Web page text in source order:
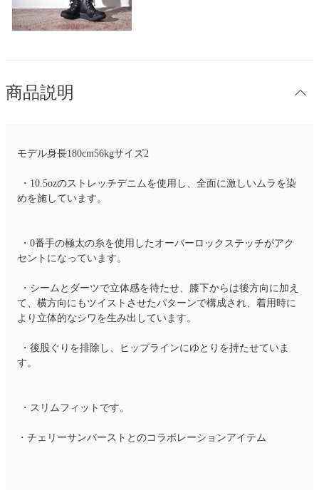
商品説明
モデル身長180cm56kgサイズ2
・10.5ozのストレッチデニムを使用し、全面に激しいムラを染
めを施しています。
・0番手の極太の糸を使用したオーバーロックステッチがアク
セントになっています。
・シームとダーツで立体感を待たせ、膝下からは後方向に加え
て、横方向にもツイストさせたパターンで構成され、着用時に
より立体的なシワを生み出しています。
・後股ぐりを排除し、ヒップラインにゆとりを持たせていま
す。
・スリムフィットです。
・チェリーサンバーストとのコラボレーションアイテム